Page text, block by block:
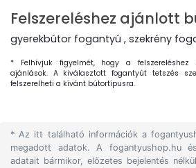
Felszereléshez ajánlott
gyerekbútor fogantyú , szekrény
* Felhívjuk figyelmét, hogy a felszereléshez
ajánlások. A kiválasztott fogantyút tetszés
felszerelheti a kívánt bútortípusra.
* Az itt található információk a
megadott adatok. A fogantyushop.hu
adatait bármikor, előzetes bejelentés